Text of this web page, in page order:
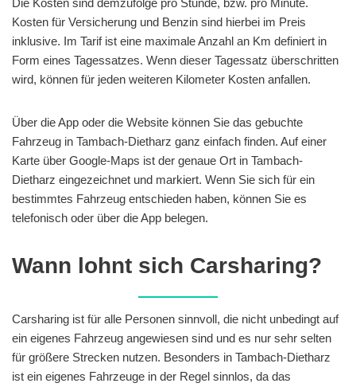
Kosten für Versicherung und Benzin sind hierbei im Preis
inklusive. Im Tarif ist eine maximale Anzahl an Km definiert in
Form eines Tagessatzes. Wenn dieser Tagessatz überschritten
wird, können für jeden weiteren Kilometer Kosten anfallen.
Über die App oder die Website können Sie das gebuchte
Fahrzeug in Tambach-Dietharz ganz einfach finden. Auf einer
Karte über Google-Maps ist der genaue Ort in Tambach-
Dietharz eingezeichnet und markiert. Wenn Sie sich für ein
bestimmtes Fahrzeug entschieden haben, können Sie es
telefonisch oder über die App belegen.
Wann lohnt sich Carsharing?
Carsharing ist für alle Personen sinnvoll, die nicht unbedingt auf
ein eigenes Fahrzeug angewiesen sind und es nur sehr selten
für größere Strecken nutzen. Besonders in Tambach-Dietharz
ist ein eigenes Fahrzeuge in der Regel sinnlos, da das